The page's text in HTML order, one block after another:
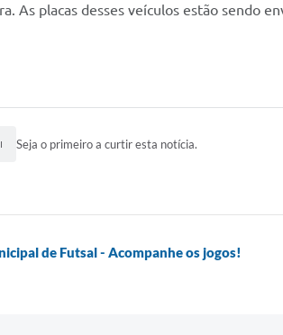
As placas desses veículos estão sendo
Seja o primeiro a curtir esta notícia.
de Futsal - Acompanhe os jogos!